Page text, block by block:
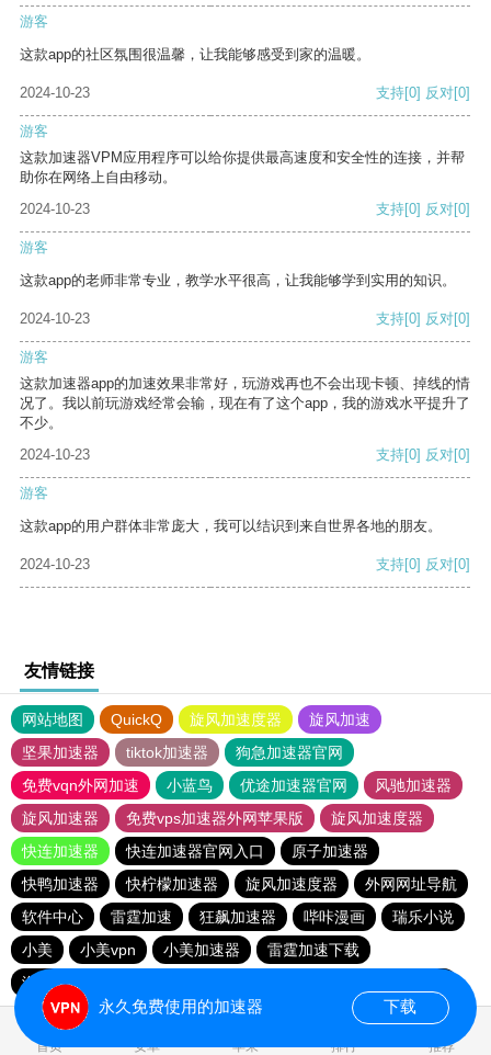
游客
这款app的社区氛围很温馨，让我能够感受到家的温暖。
2024-10-23 支持[0] 反对[0]
游客
这款加速器VPM应用程序可以给你提供最高速度和安全性的连接，并帮
助你在网络上自由移动。
2024-10-23
支持[0] 反对[0]
游客
这款app的老师非常专业，教学水平很高，让我能够学到实用的知识。
2024-10-23 支持[0] 反对[0]
游客
这款加速器app的加速效果非常好，玩游戏再也不会出现卡顿、掉线的情
况了。我以前玩游戏经常会输，现在有了这个app，我的游戏水平提升了
不少。
2024-10-23
支持[0] 反对[0]
游客
这款app的用户群体非常庞大，我可以结识到来自世界各地的朋友。
2024-10-23 支持[0] 反对[0]
友情链接
网站地图 QuickQ 旋风加速度器
旋风加速
坚果加速器
tiktok加速器
狗急加速器官网
免费vqn外网加速
小蓝鸟 优途加速器官网
风驰加速器
旋风加速器
免费vps加速器外网苹果版
旋风加速度器
快连加速器
快连加速器官网入口
原子加速器
快鸭加速器
快柠檬加速器 旋风加速度器
外网网址导航
软件中心
雷霆加速 狂飙加速器 哔咔漫画
瑞乐小说
小美
小美vpn 小美加速器
雷霆加速下载
海鸥加速器下载
首页 安卓 苹果 排行 推荐
永久免费使用的加速器 下载
0.188577s